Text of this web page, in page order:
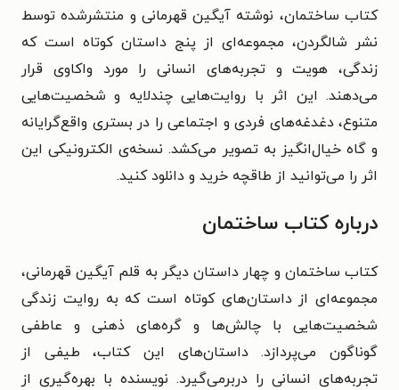
کتاب ساختمان، نوشته آیگین قهرمانی و منتشرشده توسط
نشر شالگردن، مجموعه‌ای از پنج داستان کوتاه است که
زندگی، هویت و تجربه‌های انسانی را مورد واکاوی قرار
می‌دهند. این اثر با روایت‌هایی چندلایه و شخصیت‌هایی
متنوع، دغدغه‌های فردی و اجتماعی را در بستری واقع‌گرایانه
و گاه خیال‌انگیز به تصویر می‌کشد. نسخه‌ی الکترونیکی این
اثر را می‌توانید از طاقچه خرید و دانلود کنید.
درباره کتاب ساختمان
کتاب ساختمان و چهار داستان دیگر به قلم آیگین قهرمانی،
مجموعه‌ای از داستان‌های کوتاه است که به روایت زندگی
شخصیت‌هایی با چالش‌ها و گره‌های ذهنی و عاطفی
گوناگون می‌پردازد. داستان‌های این کتاب، طیفی از
تجربه‌های انسانی را دربرمی‌گیرد. نویسنده با بهره‌گیری از